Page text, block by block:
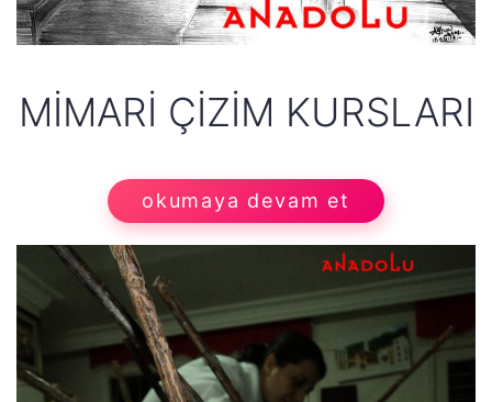
MIMARI ÇIZIM KURSLARI
okumaya devam et